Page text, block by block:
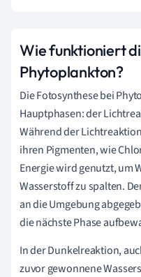
Wie funktioniert
Phytoplankton?
Die Fotosynthese bei
Hauptphasen: der
Während der
ihren Pigmenten, wie
Energie wird genutzt, um
Wasserstoff zu spalten.
an die Umgebung
die nächste Phase
In der Dunkelreaktion,
zuvor gewonnene